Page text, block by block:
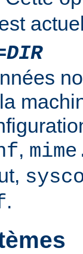
DIR
,
.